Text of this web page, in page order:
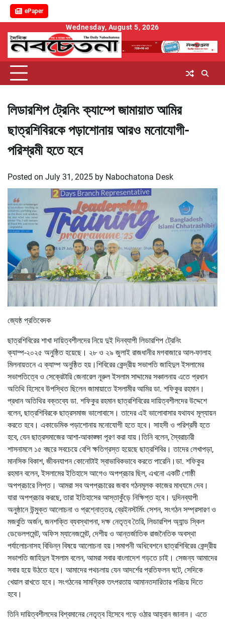
ePaper
content
Wednesday, August 5, 2026
লিডারশিপ ট্রেনিং ক্যাম্পে জামায়াত আমির
ছাত্রশিবিরকে পড়াশোনায় আরও মনোযোগী-
পরিশ্রমী হতে হবে
Posted on July 31, 2025 by Nabochatona Desk
জ্যেষ্ঠ প্রতিবেদক
ছাত্রশিবিরের শাখা দায়িত্বশীলদের নিয়ে দুই দিনব্যাপী লিডারশিপ ট্রেনিং
ক্যাম্প-২০২৫ অনুষ্ঠিত হয়েছে। ২৮ ও ২৯ জুলাই রাজধানীর মগবাজারে আল-ফালাহ
মিলনায়তনে এ ক্যাম্প অনুষ্ঠিত হয়।শিবিরের কেন্দ্রীয় সভাপতি জাহিদুল ইসলামের
সভাপতিত্বে ও সেক্রেটারি জেনারেল নূরুল ইসলাম সাদ্দামের সঞ্চালনায় এতে প্রধান
অতিথি হিসেবে উপস্থিত ছিলেন জামায়াতে ইসলামীর আমির ডা. শফিকুর রহমান।
প্রধান অতিথির বক্তব্যে ডা. শফিকুর রহমান ছাত্রশিবিরের দায়িত্বশীলদের উদ্দেশে
বলেন, ছাত্রশিবিরকে ছাত্রসমাজ ভালোবাসে। তাদের এই ভালোবাসার যথাযথ মূল্যায়ন
করতে হবে। একাডেমিক পড়াশোনায় মনোযোগী হতে হবে। সাহসী ও পরিশ্রমী হতে
হবে, যেন ছাত্রসমাজের আশা-আকাঙ্ক্ষা পূরণ করা যায়।তিনি বলেন, স্বৈরাচারী
শাসনামলে ১৫ বছরে সবচেয়ে বেশি ক্ষতিগ্রস্ত হয়েছে ছাত্রশিবির। তাদের লেখাপড়া,
মানসিক বিকাশ, জীবনযাপন কোনোটাই স্বাভাবিকভাবে করতে পারেনি।ডা. শফিকুর
রহমান বলেন, ইসলামের ইতিহাসে আগেও অপপ্রচার ছিল, এখনো একটি গোষ্ঠী
অপপ্রচারে লিপ্ত। আমরা সব অপপ্রচারের জবাব গঠনমূলক কাজের মাধ্যমে দেব।
যারা অপপ্রচার করছে, তারা ইতিহাসের আস্তাকুঁড়ে নিক্ষিপ্ত হবে। দুদিনব্যাপী
অনুষ্ঠানে উন্মুক্ত আলোচনা ও প্রশ্নোত্তর, ব্রেইনস্টর্মিং সেশন, সংগঠন সম্প্রসারণ ও
মজবুতি অর্জন, জনশক্তি ব্যবস্থাপনা, দক্ষ নেতৃত্ব তৈরি, লিডারশিপ অ্যান্ড স্কিল
ডেভেলপমেন্ট, অফিস ম্যানেজমেন্ট, দেশীয় ও আন্তর্জাতিক রাজনৈতিক অবস্থা
পর্যালোচনাসহ বিভিন্ন বিষয়ে আলোচনা হয়।সমাপনী অধিবেশনে ছাত্রশিবিরের কেন্দ্রীয়
সভাপতি জাহিদুল ইসলাম বলেন, আমরা সবার বাংলাদেশ গড়তে চাই। সেজন্য আমাদের
সবার হয়ে উঠতে হবে। আমাদের পথচলায় যেন আদর্শের প্রতিফলন ঘটে, সেদিকে
খেয়াল রাখতে হবে। সংগঠনের সামগ্রিক তৎপরতায় আমানতদারিতার পরিচয় দিতে
হবে।
তিনি দায়িত্বশীলদের বিশ্বমানের নেতৃত্ব হিসেবে গড়ে ওঠার আহ্বান জানান। এতে